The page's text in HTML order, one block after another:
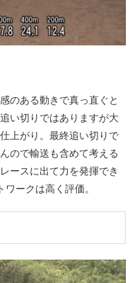
のある動きで真っ直ぐと
い切りではありますが大
上がり。最終追い切りで
ので輸送も含めて考える
ースに出て力を発揮でき
ークは高く評価。